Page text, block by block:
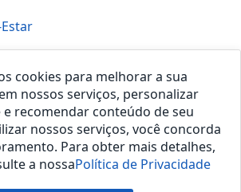
cookies para melhorar a sua
nossos serviços, personalizar
recomendar conteúdo de seu
nossos serviços, você concorda
Para obter mais detalhes,
a nossaPolítica de Privacidade